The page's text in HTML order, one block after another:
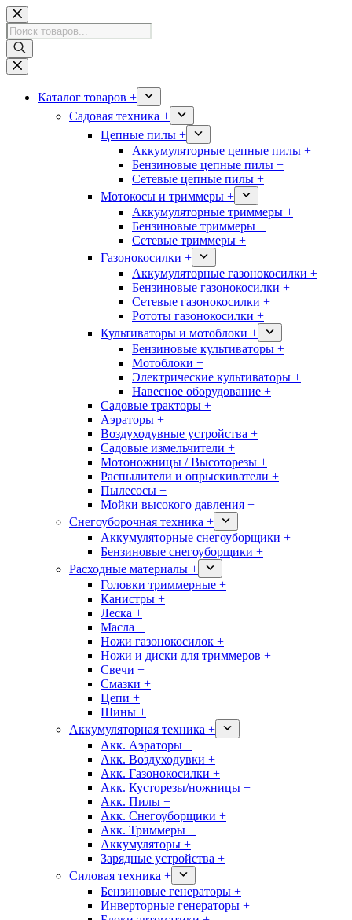
Перейти
к
сути
Поиск
товаров
Каталог товаров +
Садовая техника +
Цепные пилы +
Аккумуляторные цепные пилы +
Бензиновые цепные пилы +
Сетевые цепные пилы +
Мотокосы и триммеры +
Аккумуляторные триммеры +
Бензиновые триммеры +
Сетевые триммеры +
Газонокосилки +
Аккумуляторные газонокосилки +
Бензиновые газонокосилки +
Сетевые газонокосилки +
Рототы газонокосилки +
Культиваторы и мотоблоки +
Бензиновые культиваторы +
Мотоблоки +
Электрические культиваторы +
Навесное оборудование +
Садовые тракторы +
Аэраторы +
Воздуходувные устройства +
Садовые измельчители +
Мотоножницы / Высоторезы +
Распылители и опрыскиватели +
Пылесосы +
Мойки высокого давления +
Снегоуборочная техника +
Аккумуляторные снегоуборщики +
Бензиновые снегоуборщики +
Расходные материалы +
Головки триммерные +
Канистры +
Леска +
Масла +
Ножи газонокосилок +
Ножи и диски для триммеров +
Свечи +
Смазки +
Цепи +
Шины +
Аккумуляторная техника +
Акк. Аэраторы +
Акк. Воздуходувки +
Акк. Газонокосилки +
Акк. Кусторезы/ножницы +
Акк. Пилы +
Акк. Снегоуборщики +
Акк. Триммеры +
Аккумуляторы +
Зарядные устройства +
Силовая техника +
Бензиновые генераторы +
Инверторные генераторы +